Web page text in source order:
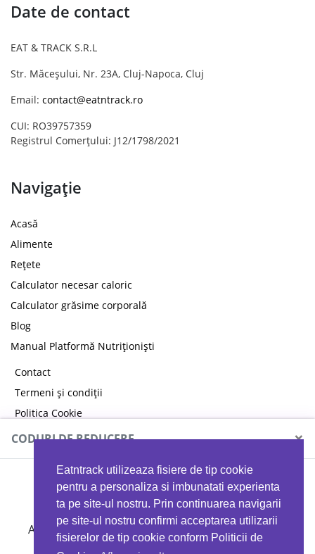
Eatntrack utilizeaza fisiere de tip cookie
pentru a personaliza si imbunatati experienta
ta pe site-ul nostru. Prin continuarea navigarii
pe site-ul nostru confirmi acceptarea utilizarii
fisierelor de tip cookie conform Politicii de
Date de contact
EAT & TRACK S.R.L
Str. Măceșului, Nr. 23A, Cluj-Napoca, Cluj
Email: contact@eatntrack.ro
CUI: RO39757359
Registrul Comerțului: J12/1798/2021
Navigație
Acasă
Alimente
Rețete
Calculator necesar caloric
Calculator grăsime corporală
Blog
Manual Platformă Nutriționiști
Contact
Termeni și condiții
Politica Cookie
Politica de confidențialitate
CODURI DE REDUCERE ×
MYPROTEIN
Ai 40%reducere la orice comandă folosind codul
EATTRACK